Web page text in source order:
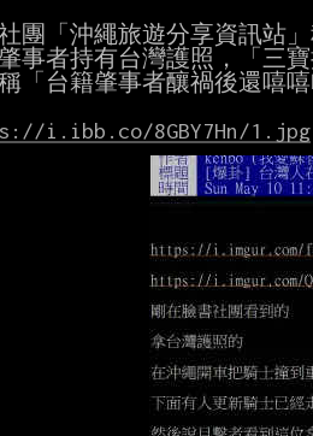
團「沖繩旅遊分享資訊站
事者持有台灣護照，「三
「台籍肇事者釀禍後還嘻嘻
i.ibb.co/8GBY7Hn/1.jpg